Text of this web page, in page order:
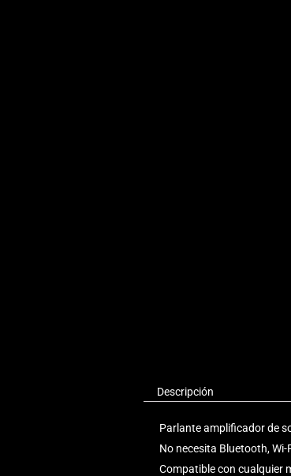
Descripción
Parlante amplificador de
No necesita Bluetooth,
Compatible con cualquier